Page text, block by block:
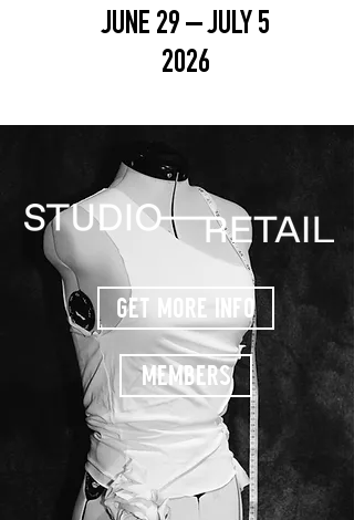
JUNE 29 – JULY 5
2026
GET MORE INFO
MEMBERS